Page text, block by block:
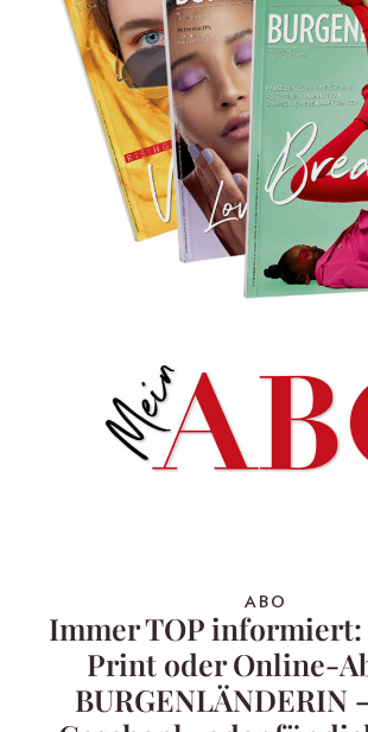
ABO
Immer TOP
Print oder Online-
BURGENLÄNDERIN